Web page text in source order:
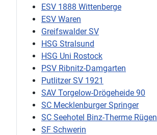
ESV 1888 Wittenberge
ESV Waren
Greifswalder SV
HSG Stralsund
HSG Uni Rostock
PSV Ribnitz-Damgarten
Putlitzer SV 1921
SAV Torgelow-Drögeheide 90
SC Mecklenburger Springer
SC Seehotel Binz-Therme Rügen
SF Schwerin